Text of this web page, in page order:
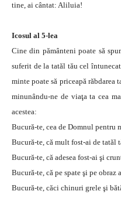
tine, ai cântat: Aliluia!
Icosul al 5-lea
Cine din pământeni poate să
suferit de la tatăl tău cel
minte poate să priceapă răbdarea
minunându-ne de viaţa ta cea
acestea:
Bucură-te, cea de Domnul pentru
Bucură-te, că mult fost-ai de tatăl
Bucură-te, că adesea fost-ai şi
Bucură-te, că pe spate şi pe obraz
Bucură-te, căci chinuri grele şi